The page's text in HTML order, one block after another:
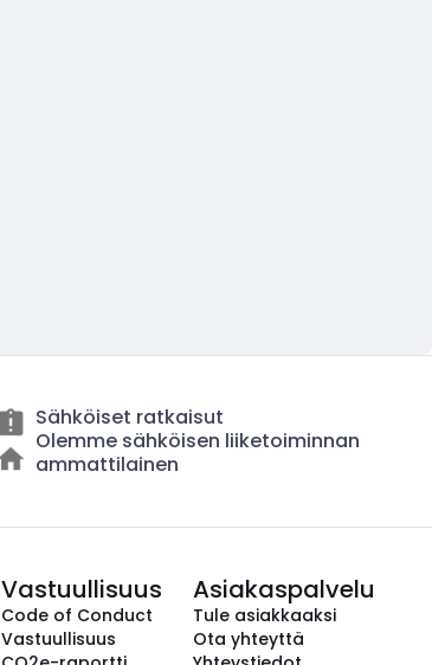
Sähköiset ratkaisut
Olemme sähköisen liiketoiminnan
ammattilainen
Vastuullisuus
Code of Conduct
Vastuullisuus
Asiakaspalvelu
Tule asiakkaaksi
Ota yhteyttä